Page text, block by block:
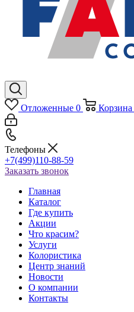
Отложенные 0 Корзина
Телефоны
+7(499)110-88-59
Заказать звонок
Главная
Каталог
Где купить
Акции
Что красим?
Услуги
Колористика
Центр знаний
Новости
О компании
Контакты